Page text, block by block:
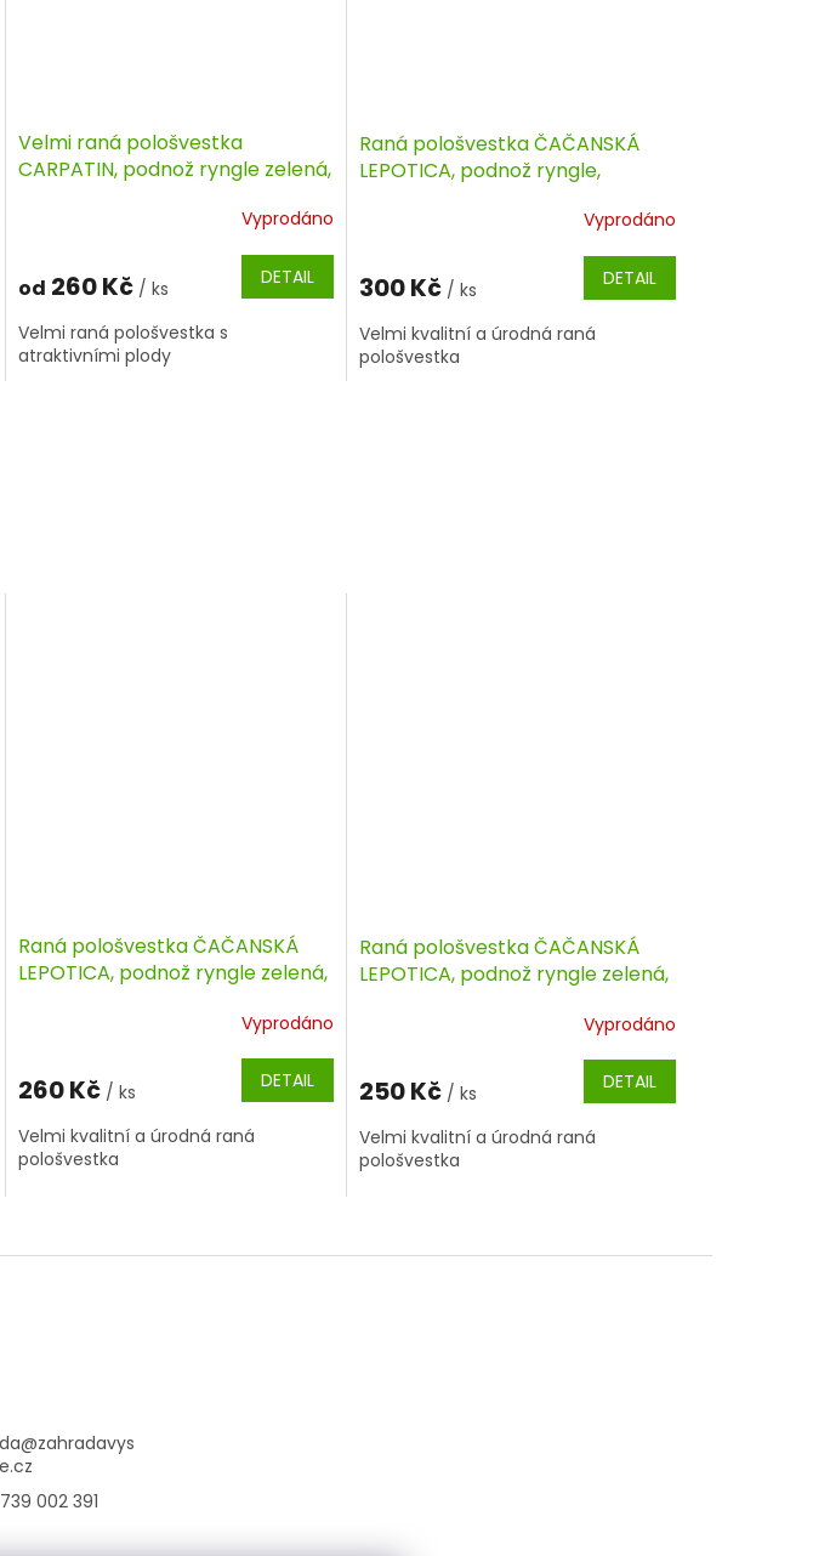
Velmi raná pološvestka
CARPATIN, podnož ryngle zelená,
Vyprodáno
od 260 Kč / ks DETAIL
Velmi raná pološvestka s
atraktivními plody
Raná pološvestka ČAČANSKÁ
LEPOTICA, podnož ryngle,
Vyprodáno
300 Kč / ks DETAIL
Velmi kvalitní a úrodná raná
pološvestka
Raná pološvestka ČAČANSKÁ
LEPOTICA, podnož ryngle zelená,
Vyprodáno
260 Kč / ks DETAIL
Velmi kvalitní a úrodná raná
pološvestka
Raná pološvestka ČAČANSKÁ
LEPOTICA, podnož ryngle zelená,
Vyprodáno
250 Kč / ks DETAIL
Velmi kvalitní a úrodná raná
pološvestka
v
@zahradavys
002 391